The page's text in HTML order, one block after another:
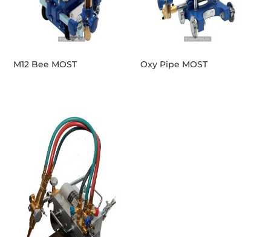
M12 Bee MOST Oxy Pipe MOST